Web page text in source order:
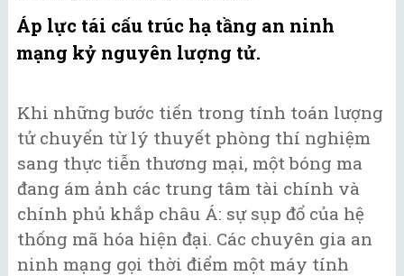
Áp lực tái cấu trúc hạ tầng an ninh
mạng kỷ nguyên lượng tử.
Khi những bước tiến trong tính toán lượng
tử chuyển từ lý thuyết phòng thí nghiệm
sang thực tiễn thương mại, một bóng ma
đang ám ảnh các trung tâm tài chính và
chính phủ khắp châu Á: sự sụp đổ của hệ
thống mã hóa hiện đại. Các chuyên gia an
ninh mạng gọi thời điểm một máy tính